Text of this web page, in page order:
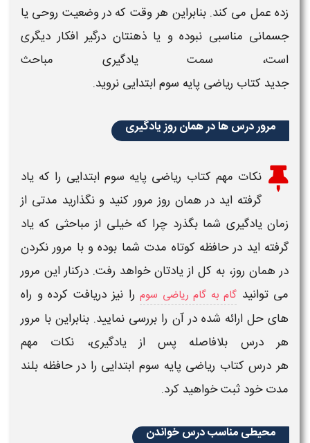
زده عمل می کند. بنابراین هر وقت که در وضعیت روحی یا
جسمانی مناسبی نبوده و یا ذهنتان درگیر افکار دیگری
است، سمت یادگیری مباحث
جدید کتاب ریاضی پایه سومابتدایی نروید.
مرور درس ها در همان روز یادگیری
نکات مهم کتاب ریاضی پایه سومابتدایی را که یاد
گرفته اید در همان روز مرور کنید و نگذارید مدتی از
زمان یادگیری شما بگذرد چرا که خیلی از مباحثی که یاد
گرفته اید در حافظه کوتاه مدت شما بوده و با مرور نکردن
در همان روز، به کل از یادتان خواهد رفت. درکنار این مرور
می توانید گام به گام ریاضی سوم را نیز دریافت کرده و راه
های حل ارائه شده در آن را بررسی نمایید. بنابراین با مرور
هردرس بلافاصله پس از یادگیری، نکات مهم
هر درس کتاب ریاضی ​پایه سوم ابتدایی را در حافظه بلند
مدت خود ثبت خواهید کرد.
محیطی مناسب درس خواندن